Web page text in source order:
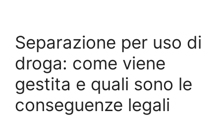
Separazione per uso di
droga: come viene
gestita e quali sono le
conseguenze legali